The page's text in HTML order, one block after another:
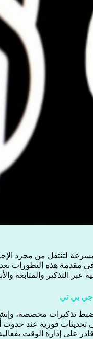
لتنتقل من مجرد
هذه التطورات بعد
التذكير والمتابعة
جي بي تي
تذكيرات مخصصة،
فورية عند حدوث
على إدارة الوقت